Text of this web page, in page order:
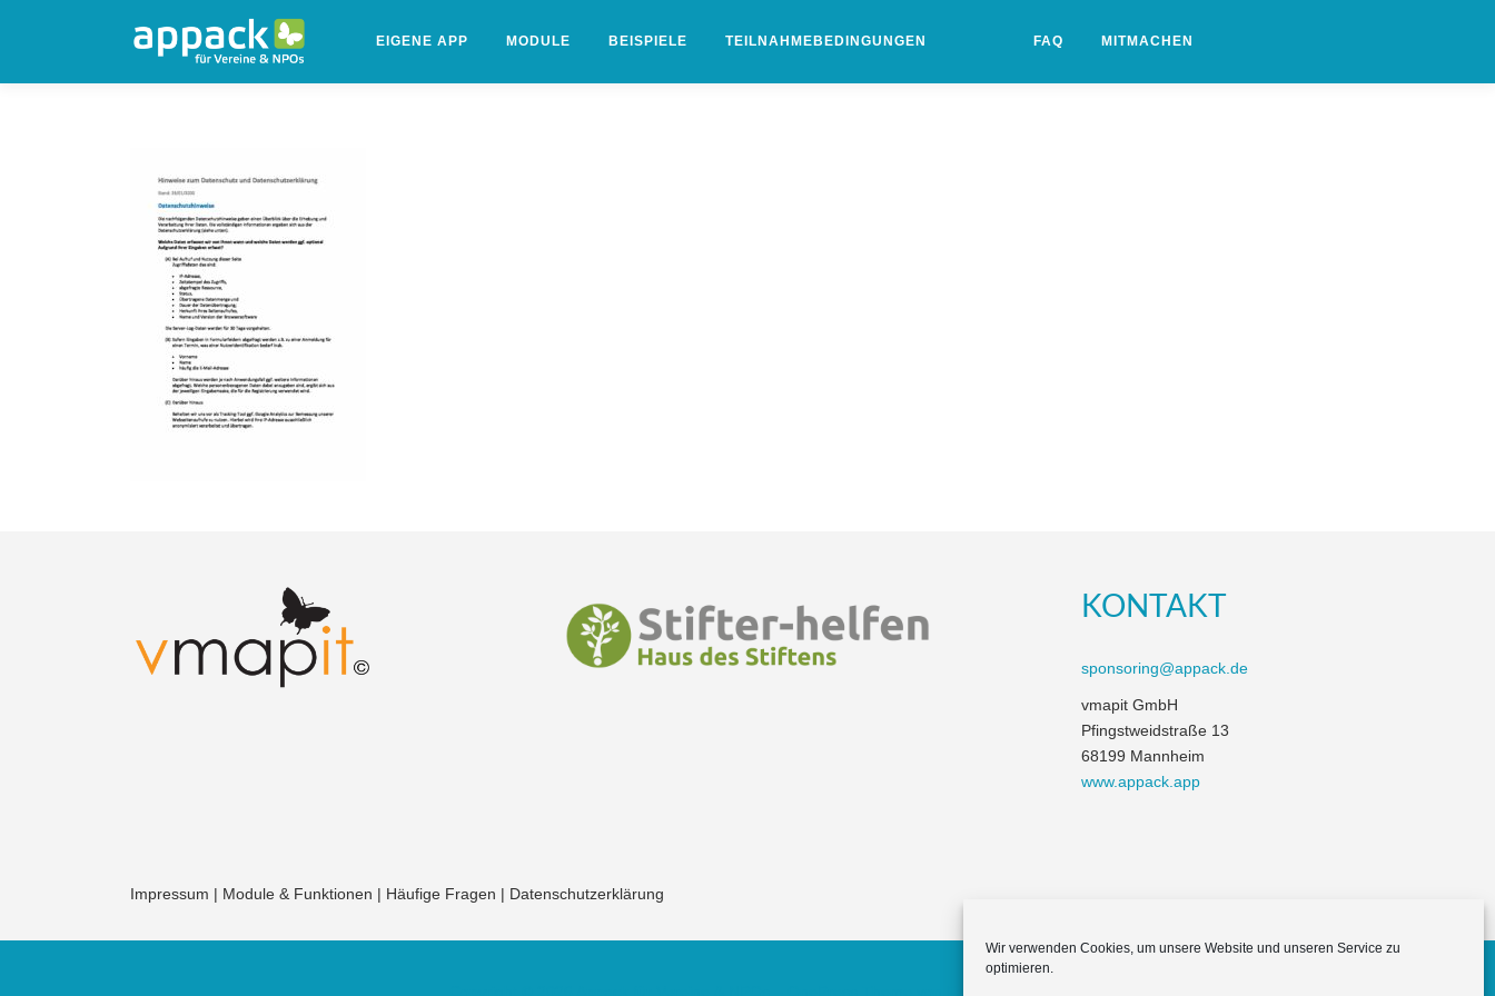
Wir verwenden Cookies, um unsere Website und unseren Service zu
optimieren.
EIGENE APP MODULE BEISPIELE TEILNAHMEBEDINGUNGEN FAQ MITMACHEN
KONTAKT
sponsoring@appack.de
vmapit GmbH
Pfingstweidstraße 13
68199 Mannheim
www.appack.app
Impressum | Module & Funktionen | Häufige Fragen | Datenschutzerklärung